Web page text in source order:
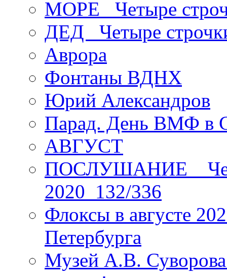
МОРЕ _Четыре
ДЕД _Четыре
Аврора
Фонтаны ВДНХ
Юрий Александров
Парад. День ВМФ в
АВГУСТ
ПОСЛУШАНИЕ _
2020_132/336
Флоксы в августе
Петербурга
Музей А.В.